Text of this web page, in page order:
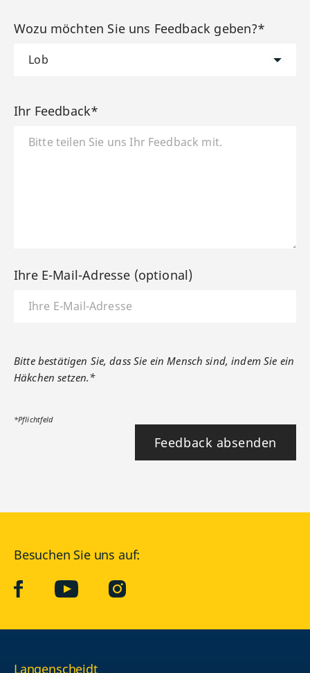
Wozu möchten Sie uns Feedback geben?*
Ihr Feedback*
Ihre E-Mail-Adresse (optional)
Bitte bestätigen Sie, dass Sie ein Mensch sind, indem Sie ein
Häkchen setzen.*
*Pflichtfeld
Feedback absenden
Besuchen Sie uns auf:
facebookYouTube Instagram
Langenscheidt